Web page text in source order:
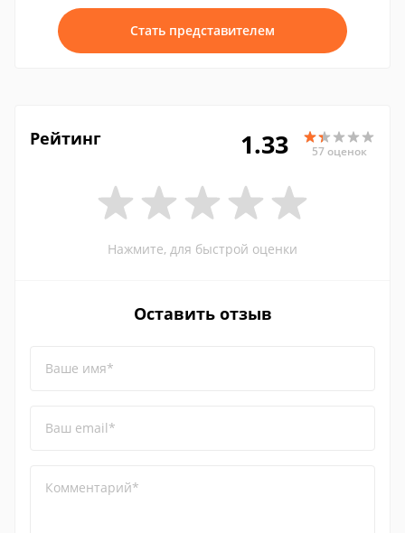
Стать представителем
Рейтинг 1.33 57 оценок
Нажмите, для быстрой оценки
Оставить отзыв
Ваше имя*
Ваш email*
Комментарий*